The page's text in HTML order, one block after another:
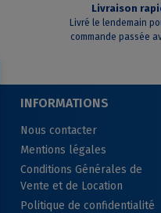
Livraison
Livré le lendemain
commande passée
INFORMATIONS
Nous contacter
Mentions légales
Conditions Générales de
Vente et de Location
Politique de confidentialité